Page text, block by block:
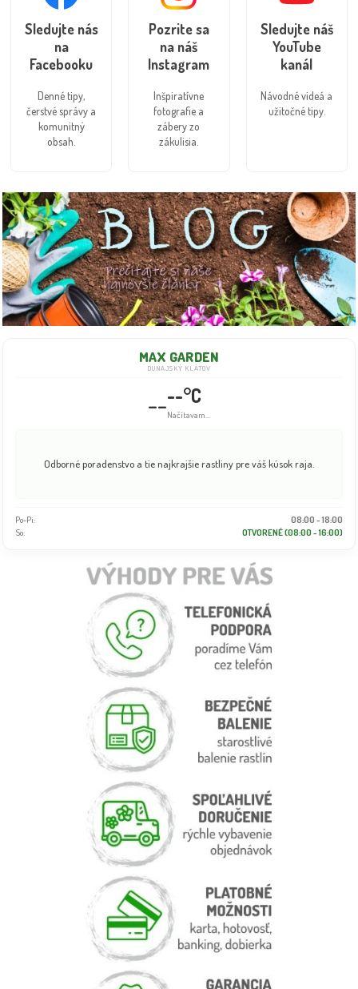
MAX GARDEN
DUNAJSKÝ KLÁTOV
----°C
Načítavam...
Odborné poradenstvo a tie najkrajšie rastliny pre váš kúsok raja.
Po-Pi:
08:00 - 18:00
So:
OTVORENÉ (08:00 - 16:00)
Sledujte nás
na
Facebooku
Denné tipy,
čerstvé správy a
komunitný
obsah.
Pozrite sa
na náš
Instagram
Inšpiratívne
fotografie a
zábery zo
zákulisia.
Sledujte náš
YouTube
kanál
Návodné videá a
užitočné tipy.